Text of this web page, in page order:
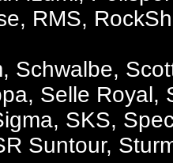
RMS,
Schwalbe,
Selle Royal,
SKS,
Suntour,